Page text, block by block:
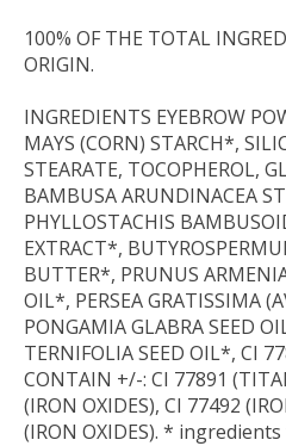
100% OF THE TOTAL
ORIGIN.
INGREDIENTS EYEBROW
MAYS (CORN) STARCH*,
STEARATE, TOCOPHEROL,
BAMBUSA ARUNDINACEA
PHYLLOSTACHIS
EXTRACT*,
BUTTER*, PRUNUS
OIL*, PERSEA GRATISSIMA
PONGAMIA GLABRA SEED
TERNIFOLIA SEED OIL*, CI
CONTAIN +/-: CI 77891
(IRON OXIDES), CI 77492
(IRON OXIDES). *